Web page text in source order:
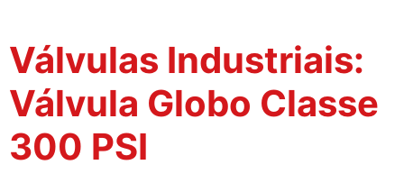
Válvulas Industriais:
Válvula Globo Classe
300 PSI